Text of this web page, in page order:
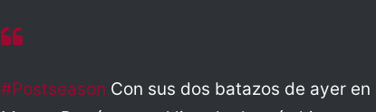
#Postseason Con sus dos batazos de ayer